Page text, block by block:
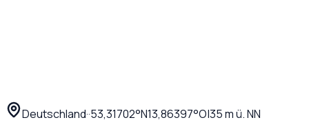
Deutschland··53,31702°N13,86397°O|35m ü. NN